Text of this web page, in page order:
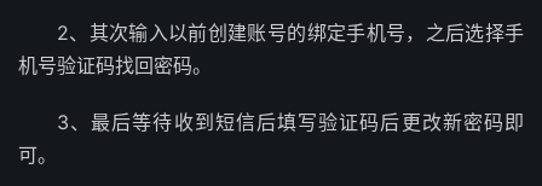
2、其次输入以前创建账号的绑定手机号，之后选择手
机号验证码找回密码。
3、最后等待收到短信后填写验证码后更改新密码即
可。